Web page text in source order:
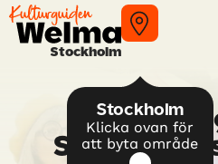
Stockholm
Stockholm
Klicka ovan för
att byta område
Dinsjälvklara